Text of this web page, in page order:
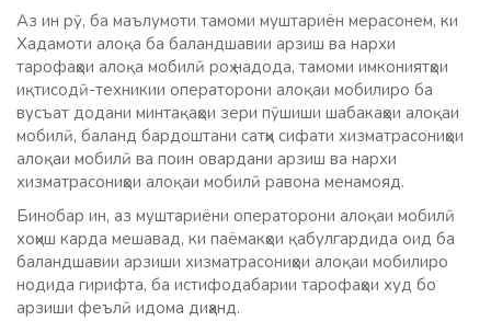
Аз ин рӯ, ба маълумоти тамоми муштариён мерасонем, ки
Хадамоти алоқа ба баландшавии арзиш ва нархи
тарофаҳои алоқа мобилӣ роҳ надода, тамоми имкониятҳои
иқтисодӣ-техникии операторони алоқаи мобилиро ба
вусъат додани минтақаҳои зери пӯшиши шабакаҳои алоқаи
мобилӣ, баланд бардоштани сатҳи сифати хизматрасониҳои
алоқаи мобилӣ ва поин овардани арзиш ва нархи
хизматрасониҳои алоқаи мобилӣ равона менамояд.
Бинобар ин, аз муштариёни операторони алоқаи мобилӣ
хоҳиш карда мешавад, ки паёмакҳои қабулгардида оид ба
баландшавии арзиши хизматрасониҳои алоқаи мобилиро
нодида гирифта, ба истифодабарии тарофаҳои худ бо
арзиши феълӣ идома диҳанд.